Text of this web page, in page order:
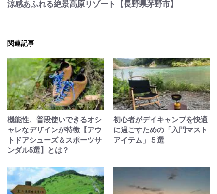
涼感あふれる絶景高原リゾート【長野県茅野市】
関連記事
機能性、普段使いできるオシ
ャレなデザインが特徴【アウ
トドアシューズ＆スポーツサ
ンダル5選】とは？
初心者がデイキャンプを快適
に過ごすための「入門マスト
アイテム」５選